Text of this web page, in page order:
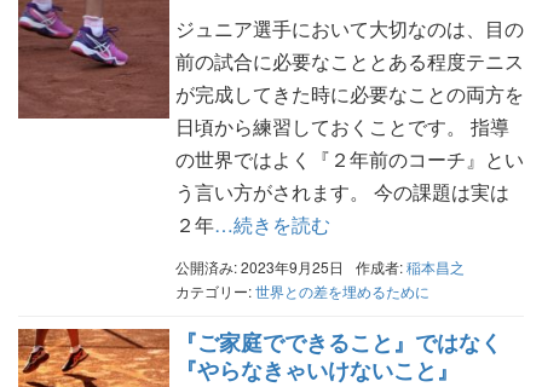
ジュニア選手において大切なのは、目の
前の試合に必要なこととある程度テニス
が完成してきた時に必要なことの両方を
日頃から練習しておくことです。 指導
の世界ではよく『２年前のコーチ』とい
う言い方がされます。 今の課題は実は
２年…続きを読む
公開済み: 2023年9月25日 作成者:稲本昌之
カテゴリー:世界との差を埋めるために
『ご家庭でできること』ではなく
『やらなきゃいけないこと』